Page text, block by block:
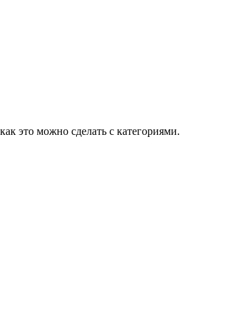
это можно сделать с категориями.